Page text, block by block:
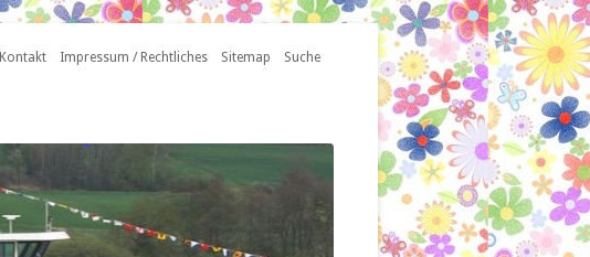
Suche
Sitemap
Impressum / Rechtliches
Kontakt